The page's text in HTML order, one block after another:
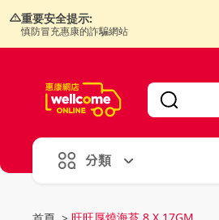
重要安全提示:
慎防冒充惠康的詐騙網站
分類